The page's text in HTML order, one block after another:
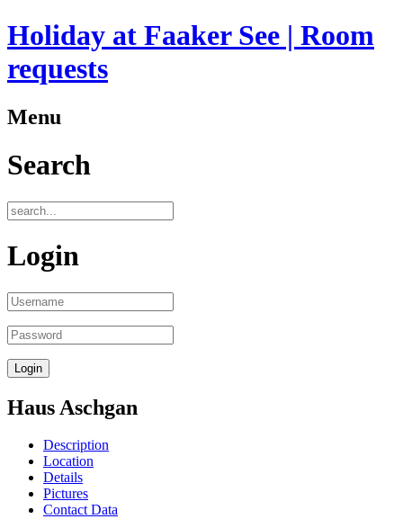
Holiday at Faaker See | Room
requests
Menu
Search
Login
Haus Aschgan
Description
Location
Details
Pictures
Contact Data